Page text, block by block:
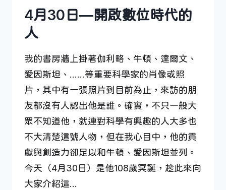
4月30日—開啟數位時代的
人
我的書房牆上掛著伽利略、牛頓、達爾文、
愛因斯坦、……等重要科學家的肖像或照
片，其中有一張照片到目前為止，來訪的朋
友都沒有人認出他是誰。確實，不只一般大
眾不知道他，就連對科學有興趣的人大多也
不大清楚這號人物，但在我心目中，他的貢
獻與創造力卻足以和牛頓、愛因斯坦並列。
今天（4月30日）是他108歲冥誕，趁此來向
大家介紹這…